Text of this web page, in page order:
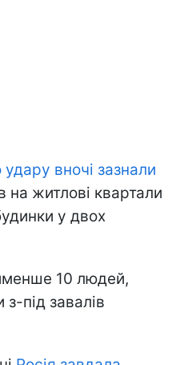
вночі зазнали
на житлові квартали
у двох
10 людей,
з-під завалів